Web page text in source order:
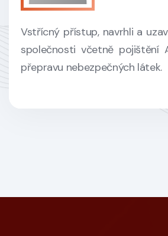
Vstřícný přístup, navrhli a
společnosti včetně pojištění
přepravu nebezpečných látek.